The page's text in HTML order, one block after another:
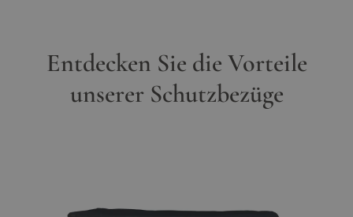
Entdecken Sie die Vorteile
unserer Schutzbezüge